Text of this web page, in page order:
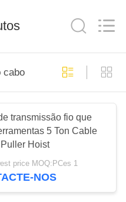
239
318
cabo
transmissão fio que
5 Ton Cable
Hoist
price MOQ:PCes 1
NOS